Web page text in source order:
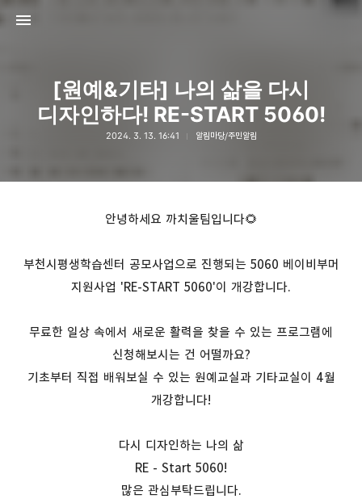
[원예&기타] 나의 삶을 다시
디자인하다! RE-START 5060!
2024. 3. 13. 16:41 알림마당/주민알림
안녕하세요 까치울팀입니다🌻
부천시평생학습센터 공모사업으로 진행되는 5060 베이비부머
지원사업 'RE-START 5060'이 개강합니다.
무료한 일상 속에서 새로운 활력을 찾을 수 있는 프로그램에
신청해보시는 건 어떨까요?
기초부터 직접 배워보실 수 있는 원예교실과 기타교실이 4월
개강합니다!
다시 디자인하는 나의 삶
RE - Start 5060!
많은 관심부탁드립니다.
고강종합사회복지관